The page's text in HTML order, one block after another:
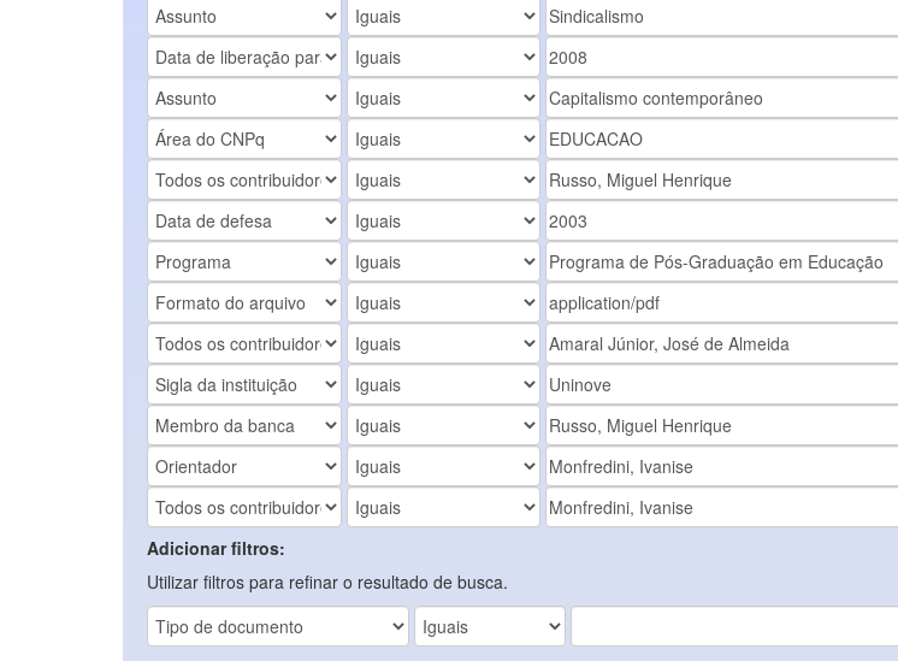
Adicionar filtros:
Utilizar filtros para refinar o resultado de busca.